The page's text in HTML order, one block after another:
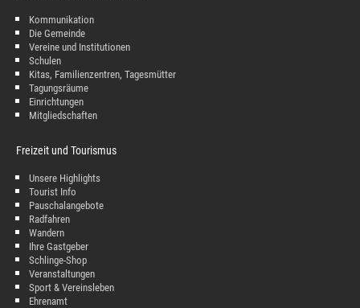
Kommunikation
Die Gemeinde
Vereine und Institutionen
Schulen
Kitas, Familienzentren, Tagesmütter
Tagungsräume
Einrichtungen
Mitgliedschaften
Freizeit und Tourismus
Unsere Highlights
Tourist Info
Pauschalangebote
Radfahren
Wandern
Ihre Gastgeber
Schlinge-Shop
Veranstaltungen
Sport & Vereinsleben
Ehrenamt